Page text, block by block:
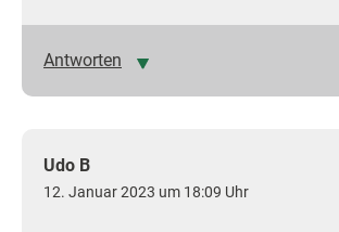
Antworten
Udo B
12. Januar 2023 um 18:09 Uhr